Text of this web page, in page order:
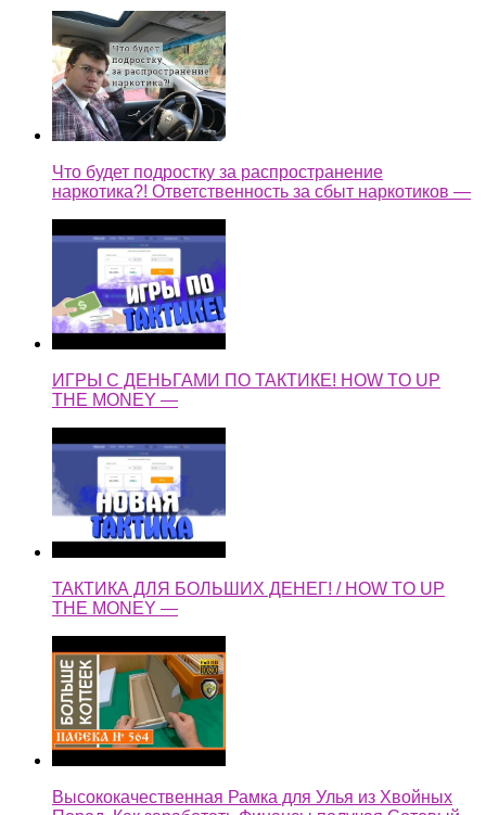
Что будет подростку за распространение
наркотика?! Ответственность за сбыт наркотиков —
ИГРЫ С ДЕНЬГАМИ ПО ТАКТИКЕ! HOW TO UP
THE MONEY —
ТАКТИКА ДЛЯ БОЛЬШИХ ДЕНЕГ! / HOW TO UP
THE MONEY —
Высококачественная Рамка для Улья из Хвойных